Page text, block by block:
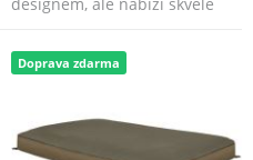
Doprava zdarma